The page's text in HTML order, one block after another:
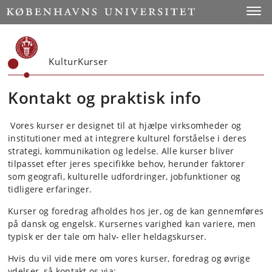
Start
KulturKurser
Kontakt og praktisk info
Vores kurser er designet til at hjælpe virksomheder og
institutioner med at integrere kulturel forståelse i deres
strategi, kommunikation og ledelse. Alle kurser bliver
tilpasset efter jeres specifikke behov, herunder faktorer
som geografi, kulturelle udfordringer, jobfunktioner og
tidligere erfaringer.
Kurser og foredrag afholdes hos jer, og de kan gennemføres
på dansk og engelsk. Kursernes varighed kan variere, men
typisk er der tale om halv- eller heldagskurser.
Hvis du vil vide mere om vores kurser, foredrag og øvrige